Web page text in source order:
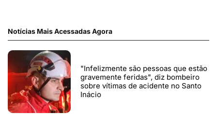
Notícias Mais Acessadas Agora
"Infelizmente são pessoas que estão
gravemente feridas", diz bombeiro
sobre vítimas de acidente no Santo
Inácio